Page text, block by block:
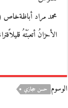
محمد مراد
الأحزانُ أتعبَتْهُ
الوسوم حسن حجازي